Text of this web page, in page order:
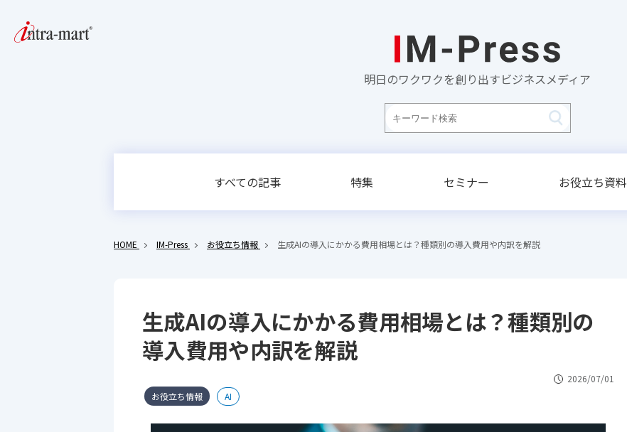
明日のワクワクを創り出すビジネスメディア
すべての記事 特集 セミナー お役立ち資料
HOME IM-Press お役立ち情報 生成AIの導入にかかる費用相場とは？種類別の導入費用や内訳を解説
生成AIの導入にかかる費用相場とは？種類別の
導入費用や内訳を解説
2026/07/01
お役立ち情報
AI